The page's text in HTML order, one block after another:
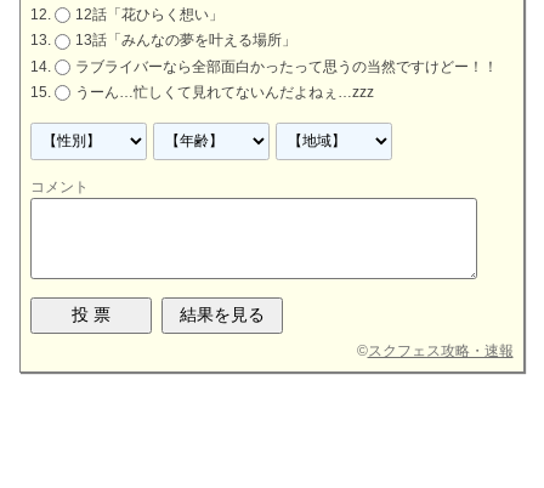
12話「花ひらく想い」
13話「みんなの夢を叶える場所」
ラブライバーなら全部面白かったって思うの当然ですけどー！！
うーん…忙しくて見れてないんだよねぇ…zzz
コメント
©スクフェス攻略・速報